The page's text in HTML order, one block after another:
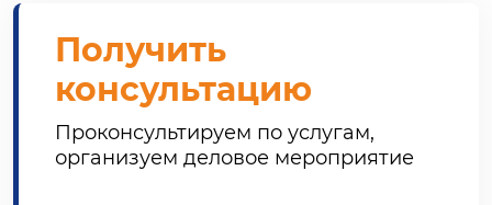
Получить
консультацию
Проконсультируем по услугам,
организуем деловое мероприятие